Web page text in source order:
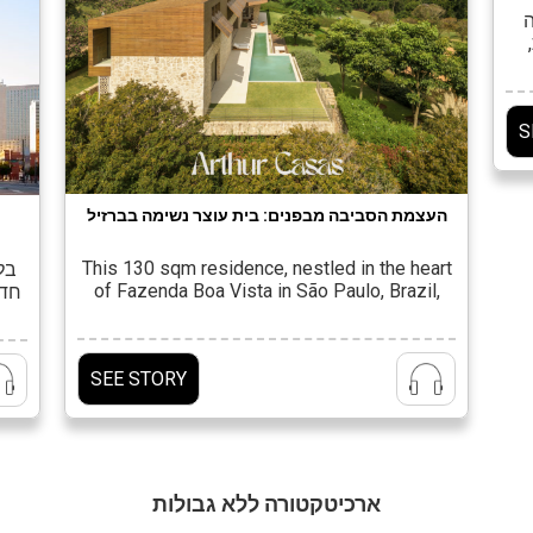
העצמת הסביבה מבפנים: בית עוצר נשימה בברזיל
This 130 sqm residence, nestled in the heart
of Fazenda Boa Vista in São Paulo, Brazil,
design studio Arthur Casas. The project aims
to integrate, honor, and elevate the
surrounding environment from within—
crafting a living experience where nature
becomes an intrinsic part of the architectural
SEE STORY
ארכיטקטורה ללא גבולות